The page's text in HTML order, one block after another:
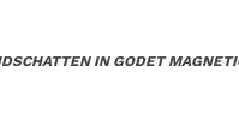
IN GODET